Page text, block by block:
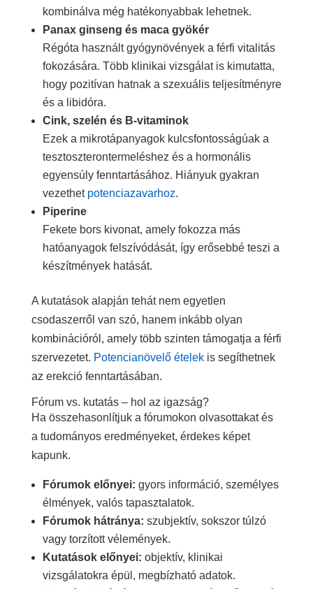
kombinálva még hatékonyabbak lehetnek.
Panax ginseng és maca gyökér
Régóta használt gyógynövények a férfi vitalitás
fokozására. Több klinikai vizsgálat is kimutatta,
hogy pozitívan hatnak a szexuális teljesítményre
és a libidóra.
Cink, szelén és B-vitaminok
Ezek a mikrotápanyagok kulcsfontosságúak a
tesztoszterontermeléshez és a hormonális
egyensúly fenntartásához. Hiányuk gyakran
vezethet potenciazavarhoz.
Piperine
Fekete bors kivonat, amely fokozza más
hatóanyagok felszívódását, így erősebbé teszi a
készítmények hatását.
A kutatások alapján tehát nem egyetlen
csodaszerről van szó, hanem inkább olyan
kombinációról, amely több szinten támogatja a férfi
szervezetet. Potencianövelő ételekis segíthetnek
az erekció fenntartásában.
Fórum vs. kutatás – hol az igazság?
Ha összehasonlítjuk a fórumokon olvasottakat és
a tudományos eredményeket, érdekes képet
kapunk.
Fórumok előnyei: gyors információ, személyes
élmények, valós tapasztalatok.
Fórumok hátránya: szubjektív, sokszor túlzó
vagy torzított vélemények.
Kutatások előnyei: objektív, klinikai
vizsgálatokra épül, megbízható adatok.